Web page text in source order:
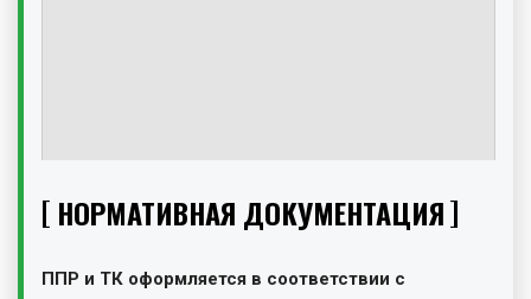
НОРМАТИВНАЯ ДОКУМЕНТАЦИЯ
ППР и ТК оформляется в соответствии с